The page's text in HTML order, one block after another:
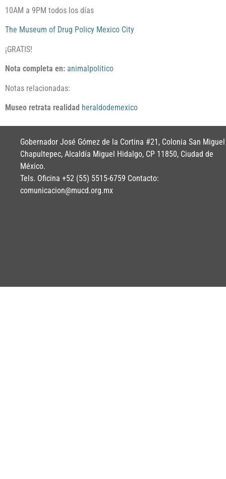
10AM a 9PM todos los días
The Museum of Drug Policy Mexico City
¡GRATIS!
Nota completa en: animalpolitico
Notas relacionadas:
Museo retrata realidad heraldodemexico
Gobernador José Gómez de la Cortina #21, Colonia San Miguel
Chapultepec, Alcaldía Miguel Hidalgo, CP 11850, Ciudad de
México.
Tels. Oficina +52 (55) 5515-6759 Contacto:
comunicacion@mucd.org.mx